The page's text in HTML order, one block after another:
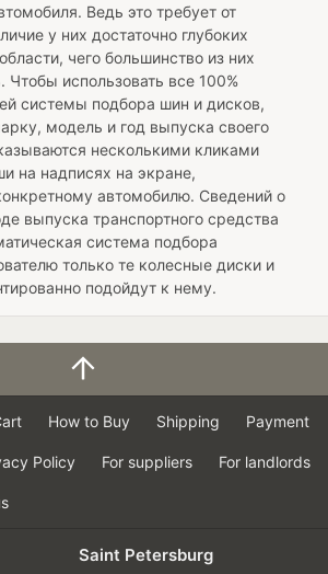
Ведь это требует от
у них достаточно глубоких
чего большинство из них
Чтобы использовать все 100%
системы подбора шин и дисков,
модель и год выпуска своего
несколькими кликами
на надписях на экране,
автомобилю. Сведений о
выпуска транспортного средства
система подбора
только те колесные диски и
подойдут к нему.
How to Buy Shipping Payment
Policy For suppliers For landlords
Saint Petersburg